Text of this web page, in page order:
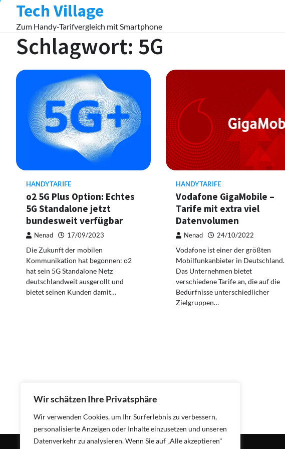
Wir schätzen Ihre Privatsphäre
Wir verwenden Cookies, um Ihr Surferlebnis zu verbessern,
personalisierte Anzeigen oder Inhalte einzusetzen und unseren
Datenverkehr zu analysieren. Wenn Sie auf „Alle akzeptieren"
content
Tech Village
Zum Handy-Tarifvergleich mit Smartphone
Schlagwort: 5G
HANDYTARIFE
o2 5G Plus Option: Echtes
5G Standalone jetzt
bundesweit verfügbar
Nenad 17/09/2023
Die Zukunft der mobilen
Kommunikation hat begonnen: o2
hat sein 5G Standalone Netz
deutschlandweit ausgerollt und
bietet seinen Kunden damit…
HANDYTARIFE
Vodafone GigaMobile –
Tarife mit extra viel
Datenvolumen
Nenad 24/10/2022
Vodafone ist einer der größten
Mobilfunkanbieter in Deutschland.
Das Unternehmen bietet
verschiedene Tarife an, die auf die
Bedürfnisse unterschiedlicher
Zielgruppen…